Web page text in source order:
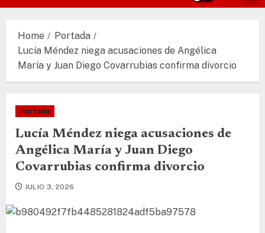
Home
Portada
Lucía Méndez niega acusaciones de Angélica
María y Juan Diego Covarrubias confirma divorcio
Portada
Lucía Méndez niega acusaciones de
Angélica María y Juan Diego
Covarrubias confirma divorcio
JULIO 3, 2026